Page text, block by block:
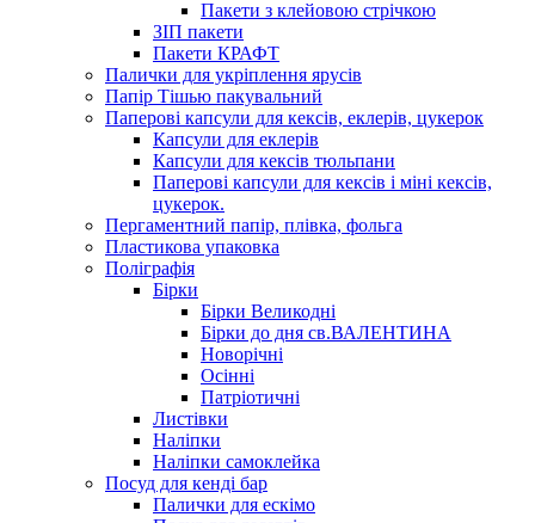
Пакети з клейовою стрічкою
ЗІП пакети
Пакети КРАФТ
Палички для укріплення ярусів
Папір Тішью пакувальний
Паперові капсули для кексів, еклерів, цукерок
Капсули для еклерів
Капсули для кексів тюльпани
Паперові капсули для кексів і міні кексів,
цукерок.
Пергаментний папір, плівка, фольга
Пластикова упаковка
Поліграфія
Бірки
Бірки Великодні
Бірки до дня св.ВАЛЕНТИНА
Новорічні
Осінні
Патріотичні
Листівки
Наліпки
Наліпки самоклейка
Посуд для кенді бар
Палички для ескімо